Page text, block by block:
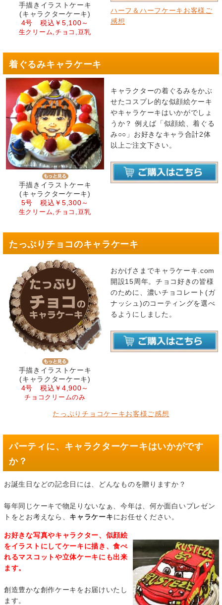
手描きイラストケーキ
(キャラクターケーキ)
4号 税込￥5,100～
生クリーム,チョコ,豆乳
ハーフ＆ハーフケーキお客様ご
感想
着ぐるみキャラケーキ
手描きイラストケーキ
(キャラクターケーキ)
5号 税込￥5,300～
生クリーム,チョコ,豆乳
キャラクターの着ぐるみをかぶ
せたコスプレ的な似顔絵ケーキ
やキャラケーキはいかがでしょ
うか？ 例えば「似顔絵、着ぐる
み○○」お好きなキャラ合計2体
以上ご注文下さい。
たっぷりチョコのキャラケーキ
手描きイラストケーキ
(キャラクターケーキ)
4号 税込￥4,900～
チョコクリームのみ
おかげさまでキャラケーキ.com
開設15周年。チョコ好きの皆様
のために、濃いチョコレート(ガ
ナッシュ)のコーティングを選べ
るようにしました。
たっぷりチョコケーキお客様ご感想
パーティに、キャラクターケーキはいかがです
か？
お誕生日などの記念日には、どんなものを贈りますか？
毎年同じケーキで物足りないなぁ、今年は、何か面白いプレゼン
トをとお考えなら、 キャラケーキにお任せください。
お好きな写真やキャラクター、似顔絵
をイラストにしてケーキに描き、食べ
れるマスコットや立体ケーキにも出来
ます。
創造豊かな創作ケーキをお届けいたし
ます。